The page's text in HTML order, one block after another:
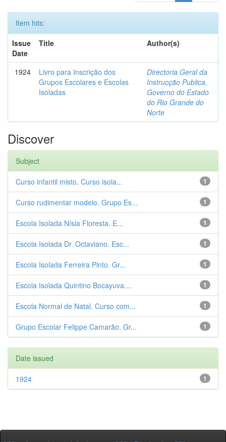
Item hits:
Issue
Date
Title Author(s)
1924
Livro para Inscrição dos
Grupos Escolares e Escolas
Isoladas
Directoria Geral da
Instrucção Publica,
Governo do Estado
do Rio Grande do
Norte
Discover
Subject
1
Curso infantil misto. Curso isola...
1
Curso rudimentar modelo. Grupo Es...
1
Escola Isolada Nísia Floresta. E...
1
Escola Isolada Dr. Octaviano. Esc...
1
Escola Isolada Ferreira Pinto. Gr...
1
Escola Isolada Quintino Bocayuva....
1
Escola Normal de Natal. Curso com...
1
Grupo Escolar Felippe Camarão. Gr...
Date issued
1
1924